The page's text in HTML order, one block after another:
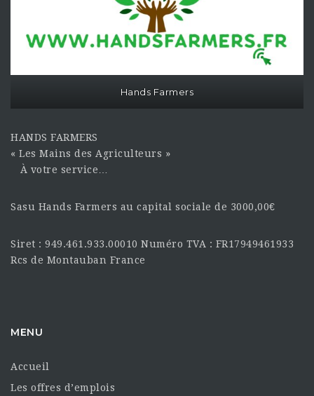
Hands Farmers
HANDS FARMERS
« Les Mains des Agriculteurs »
À votre service…
Sasu Hands Farmers au capital sociale de 3000,00€
Siret : 949.461.933.00010 Numéro TVA : FR17949461933
Rcs de Montauban France
MENU
Accueil
Les offres d’emplois